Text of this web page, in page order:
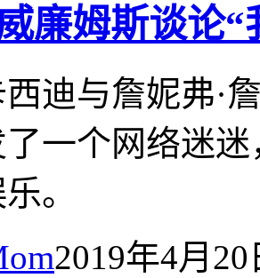
廉姆斯谈论
迪与詹妮弗·
一个网络迷
。
2019年4月20